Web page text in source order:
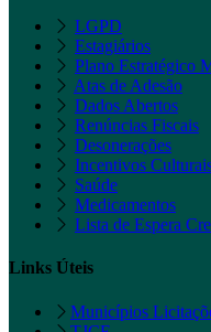
LGPD
Estagiários
Plano Estratégico
Atas de Adesão
Dados Abertos
Renúncias Fiscais
Desonerações
Incentivos
Saúde
Medicamentos
Lista de Espera
Links Úteis
Municípios